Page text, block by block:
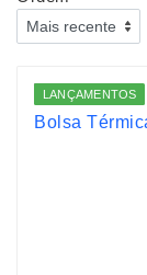
LANÇAMENTOS